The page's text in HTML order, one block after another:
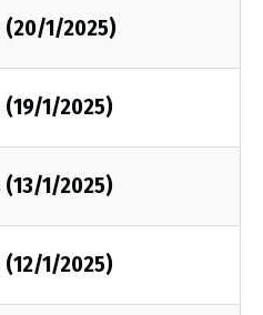
(20/1/2025)
(19/1/2025)
(13/1/2025)
(12/1/2025)